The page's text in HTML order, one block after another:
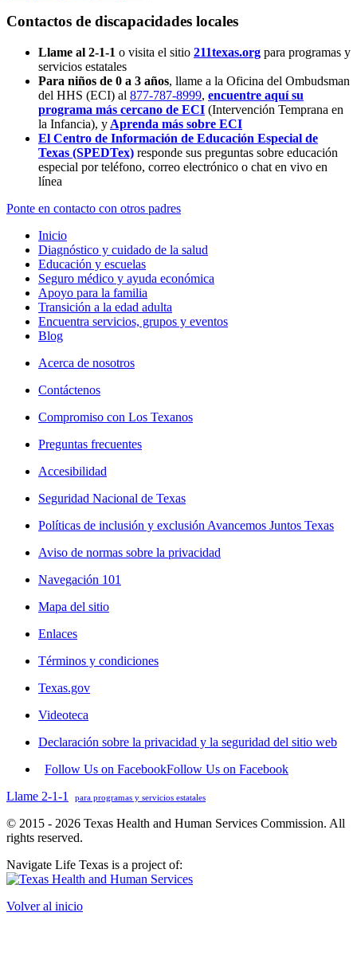
Contactos de discapacidades locales
Llame al 2-1-1 o visita el sitio 211texas.org para programas y
servicios estatales
Para niños de 0 a 3 años, llame a la Oficina del Ombudsman
del HHS (ECI) al 877-787-8999, encuentre aquí su
programa más cercano de ECI (Intervención Temprana en
la Infancia), y Aprenda más sobre ECI
El Centro de Información de Educación Especial de
Texas (SPEDTex) responde sus preguntas sobre educación
especial por teléfono, correo electrónico o chat en vivo en
línea
Ponte en contacto con otros padres
Inicio
Diagnóstico y cuidado de la salud
Educación y escuelas
Seguro médico y ayuda económica
Apoyo para la familia
Transición a la edad adulta
Encuentra servicios, grupos y eventos
Blog
Acerca de nosotros
Contáctenos
Compromiso con Los Texanos
Preguntas frecuentes
Accesibilidad
Seguridad Nacional de Texas
Políticas de inclusión y exclusión Avancemos Juntos Texas
Aviso de normas sobre la privacidad
Navegación 101
Mapa del sitio
Enlaces
Términos y condiciones
Texas.gov
Videoteca
Declaración sobre la privacidad y la seguridad del sitio web
Follow Us on FacebookFollow Us on Facebook
Llame 2-1-1
para programas y servicios estatales
© 2015 - 2026 Texas Health and Human Services Commission. All
rights reserved.
Navigate Life Texas is a project of:
Volver al inicio